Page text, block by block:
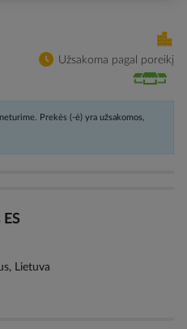
Užsakoma pagal poreikį
Prekės (-ė) yra užsakomos,
Lietuva